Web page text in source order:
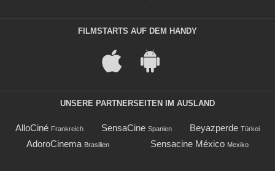
FILMSTARTS AUF DEM HANDY
UNSERE PARTNERSEITEN IM AUSLAND
AlloCiné Frankreich SensaCine Spanien Beyazperde Türkei
AdoroCinema Brasilien Sensacine México Mexiko